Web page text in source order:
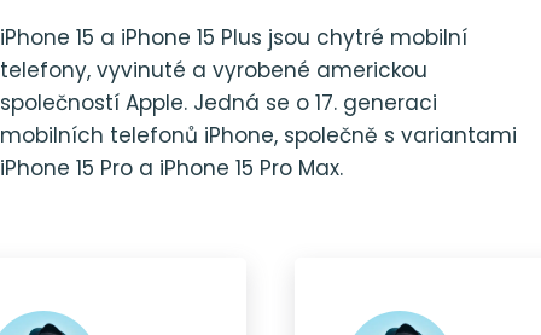
iPhone 15 a iPhone 15 Plus jsou chytré mobilní
telefony, vyvinuté a vyrobené americkou
společností Apple. Jedná se o 17. generaci
mobilních telefonů iPhone, společně s variantami
iPhone 15 Pro a iPhone 15 Pro Max.